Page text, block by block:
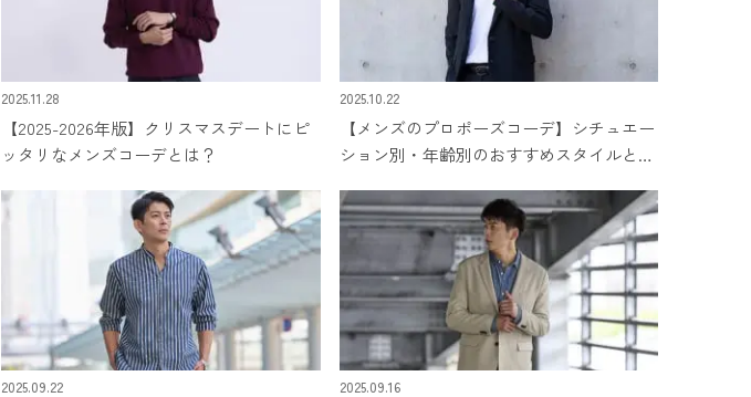
2025.11.28
【2025-2026年版】クリスマスデートにピ
ッタリなメンズコーデとは？
2025.10.22
【メンズのプロポーズコーデ】シチュエー
ション別・年齢別のおすすめスタイルと着
2025.09.22 2025.09.16